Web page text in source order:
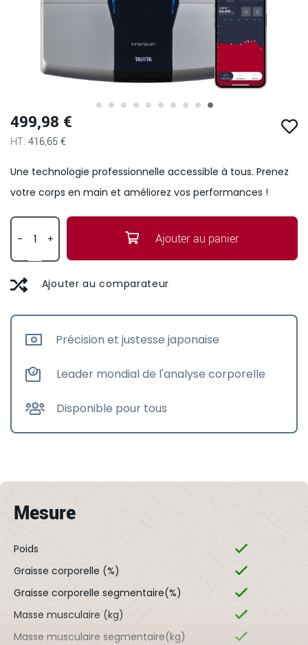
Passer
au
début
la
Galerie
499,98 €
416,65 €
- + Ajouter au panier
Ajouter au comparateur
Précision et justesse japonaise
Leader mondial de l'analyse corporelle
Disponible pour tous
Une technologie professionnelle accessible à tous. Prenez
votre corps en main et améliorez vos performances !
Mesure
Poids
Graisse corporelle (%)
Graisse corporelle segmentaire(%)
Masse musculaire (kg)
Masse musculaire segmentaire(kg)